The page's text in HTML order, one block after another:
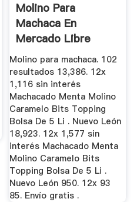
Molino Para
Machaca En
Mercado Libre
México
Molino para machaca. 102
resultados 13,386. 12x
1,116 sin interés
Machacado Menta Molino
Caramelo Bits Topping
Bolsa De 5 Li . Nuevo León
18,923. 12x 1,577 sin
interés Machacado Menta
Molino Caramelo Bits
Topping Bolsa De 5 Li .
Nuevo León 950. 12x 93
85. Envío gratis .